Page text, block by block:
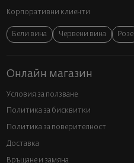
Корпоративни клиенти
Бели вина Червени вина Розе
Онлайн магазин
Условия за ползване
Политика за бисквитки
Политика за поверителност
Доставка
Връщане и замяна